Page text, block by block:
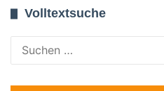
Volltextsuche